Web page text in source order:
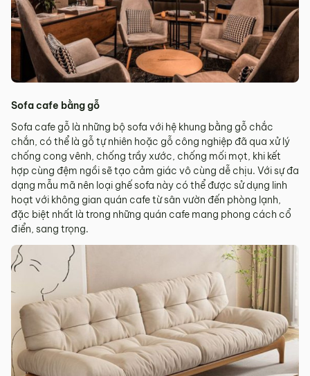
Sofa cafe bằng gỗ
Sofa cafe gỗ là những bộ sofa với hệ khung bằng gỗ chắc
chắn, có thể là gỗ tự nhiên hoặc gỗ công nghiệp đã qua xử lý
chống cong vênh, chống trầy xước, chống mối mọt, khi kết
hợp cùng đệm ngồi sẽ tạo cảm giác vô cùng dễ chịu. Với sự đa
dạng mẫu mã nên loại ghế sofa này có thể được sử dụng linh
hoạt với không gian quán cafe từ sân vườn đến phòng lạnh,
đặc biệt nhất là trong những quán cafe mang phong cách cổ
điển, sang trọng.